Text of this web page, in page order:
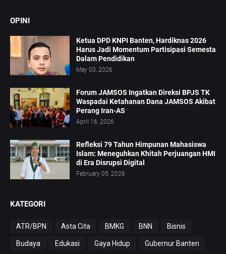
OPINI
Ketua DPD KNPI Banten, Hardiknas 2026
Harus Jadi Momentum Partisipasi Semesta
Dalam Pendidikan
May 03, 2026
Forum JAMSOS Ingatkan Direksi BPJS TK
Waspadai Ketahanan Dana JAMSOS Akibat
Perang Iran-AS
April 16, 2026
Refleksi 79 Tahun Himpunan Mahasiswa
Islam: Meneguhkan Khitah Perjuangan HMI
di Era Disrupsi Digital
February 05, 2026
KATEGORI
ATR/BPN Asta Cita BMKG BNN Bisnis
Budaya Edukasi Gaya Hidup Gubernur Banten